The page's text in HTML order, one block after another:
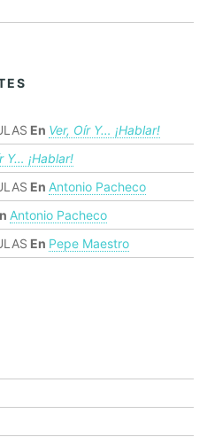
En Ver, Oír Y… ¡hablar!
Y… ¡hablar!
En Antonio Pacheco
Antonio Pacheco
En Pepe Maestro